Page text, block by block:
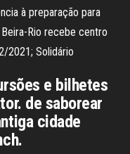
à preparação para
Rio recebe centro
2021; Solidário
e bilhetes
de saborear
cidade